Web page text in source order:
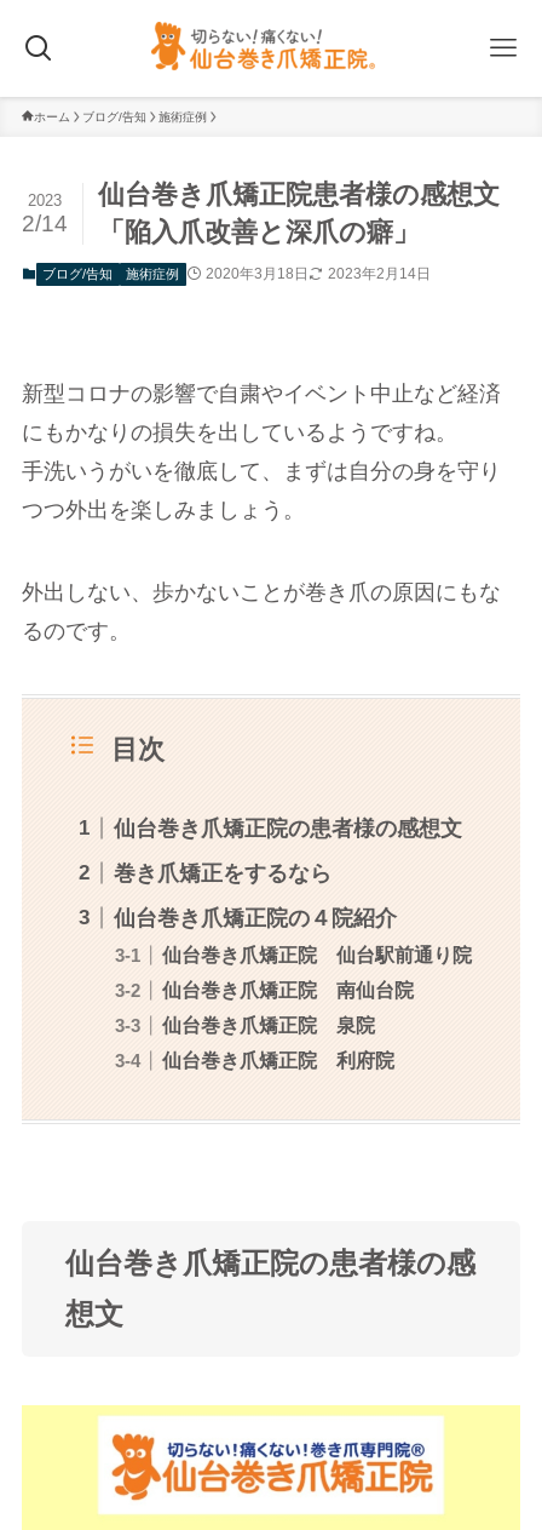
ホーム ブログ/告知 施術症例
仙台巻き爪矯正院患者様の感想文
「陥入爪改善と深爪の癖」
2023
2/14
ブログ/告知 施術症例 2020年3月18日 2023年2月14日
新型コロナの影響で自粛やイベント中止など経済
にもかなりの損失を出しているようですね。
手洗いうがいを徹底して、まずは自分の身を守り
つつ外出を楽しみましょう。
外出しない、歩かないことが巻き爪の原因にもな
るのです。
目次
仙台巻き爪矯正院の患者様の感想文
巻き爪矯正をするなら
仙台巻き爪矯正院の４院紹介
仙台巻き爪矯正院 仙台駅前通り院
仙台巻き爪矯正院 南仙台院
仙台巻き爪矯正院 泉院
仙台巻き爪矯正院 利府院
仙台巻き爪矯正院の患者様の感
想文